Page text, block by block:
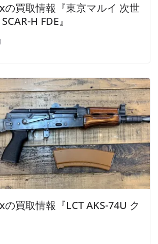
の買取情報『東京マルイ 次世
H FDE』
買取情報『LCT AKS-74U ク